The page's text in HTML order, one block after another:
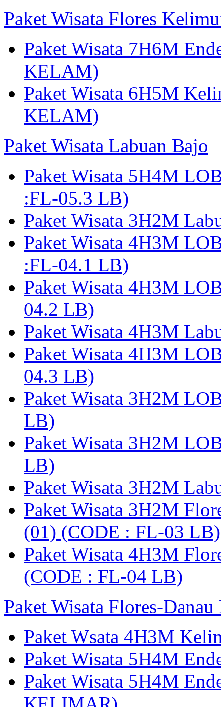
Paket Wisata Flores
Paket Wisata 7H6M
KELAM)
Paket Wisata 6H5M
KELAM)
Paket Wisata Labuan Bajo
Paket Wisata 5H4M
:FL-05.3 LB)
Paket Wisata 3H2M
Paket Wisata 4H3M
:FL-04.1 LB)
Paket Wisata 4H3M
04.2 LB)
Paket Wisata 4H3M
Paket Wisata 4H3M
04.3 LB)
Paket Wisata 3H2M
LB)
Paket Wisata 3H2M
LB)
Paket Wisata 3H2M
Paket Wisata 3H2M
(01) (CODE : FL-03 LB)
Paket Wisata 4H3M
(CODE : FL-04 LB)
Paket Wisata Flores-
Paket Wsata 4H3M
Paket Wisata 5H4M
Paket Wisata 5H4M